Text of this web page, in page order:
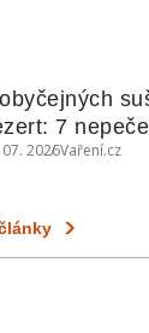
7
07. 2026Vaření.cz